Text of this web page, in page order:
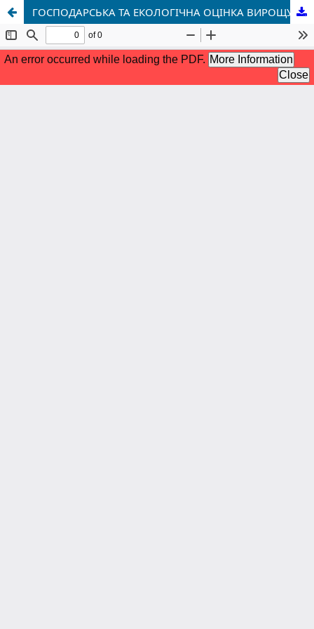
ГОСПОДАРСЬКА ТА ЕКОЛОГІЧНА ОЦІНКА ВИРОЩУВАННЯ СОЇ В ЗОНІ ЗАХІДНОГО ПОЛІССЯ УКРАЇНИ НА РІЗНИХ ТИПАХ ГРУНТІВ